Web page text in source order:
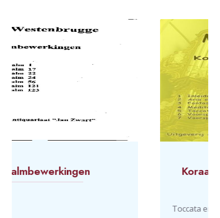
Koraalbewerkingen
Toccata en Koraal "U zij de Glorie"